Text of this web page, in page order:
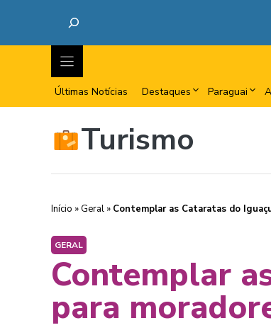
Últimas Notícias Destaques Paraguai
Turismo
Início » Geral » Contemplar as Cataratas do
GERAL
Contemplar
para